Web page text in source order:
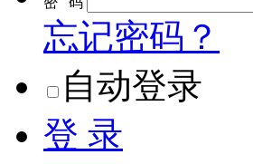
密 码
忘记密码？
自动登录